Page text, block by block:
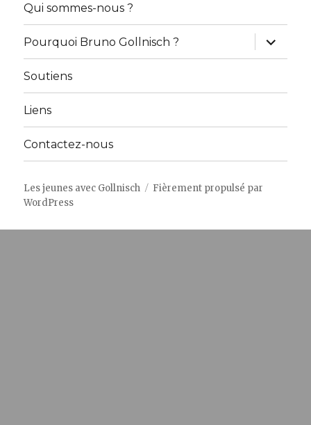
Qui sommes-nous ?
Pourquoi Bruno Gollnisch ?
ouvrir
le
sous-
Soutiens
Liens
Contactez-nous
Les jeunes avec Gollnisch
Fièrement propulsé par
WordPress